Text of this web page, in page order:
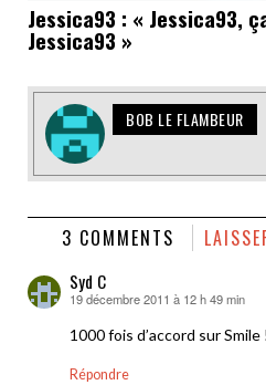
Jessica93 : « Jessica93,
Jessica93 »
BOB LE FLAMBEUR
3 COMMENTS
Syd C
dit :
19 décembre 2011 à 12 h 49 min
1000 fois d’accord sur Smile !
Répondre